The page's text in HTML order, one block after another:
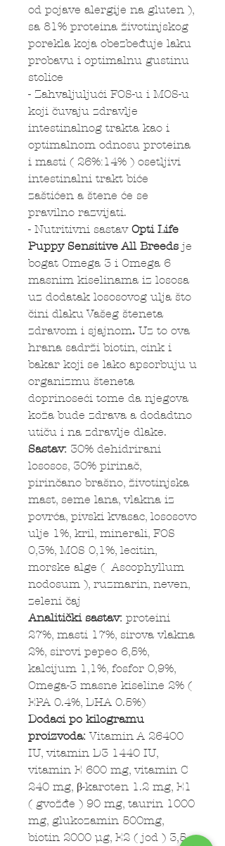
od pojave alergije na gluten ),
sa 81% proteina životinjskog
porekla koja obezbeđuje laku
probavu i optimalnu gustinu
stolice
- Zahvaljuljući FOS-u i MOS-u
koji čuvaju zdravlje
intestinalnog trakta kao i
optimalnom odnosu proteina
i masti ( 26%:14% ) osetljivi
intestinalni trakt biće
zaštićen a štene će se
pravilno razvijati.
- Nutritivni sastav Opti Life
Puppy Sensitive All Breeds je
bogat Omega 3 i Omega 6
masnim kiselinama iz lososa
uz dodatak lososovog ulja što
čini dlaku Vašeg šteneta
zdravom i sjajnom. Uz to ova
hrana sadrži biotin, cink i
bakar koji se lako apsorbuju u
organizmu šteneta
doprinoseći tome da njegova
koža bude zdrava a dodadtno
utiču i na zdravlje dlake.
Sastav: 30% dehidrirani
lososos, 30% pirinač,
pirinčano brašno, životinjska
mast, seme lana, vlakna iz
povrća, pivski kvasac, lososovo
ulje 1%, kril, minerali, FOS
0,3%, MOS 0,1%, lecitin,
morske alge ( Ascophyllum
nodosum ), ruzmarin, neven,
zeleni čaj
Analitički sastav: proteini
27%, masti 17%, sirova vlakna
2%, sirovi pepeo 6,5%,
kalcijum 1,1%, fosfor 0,9%,
Omega-3 masne kiseline 2% (
EPA 0.4%, DHA 0.5%)
Dodaci po kilogramu
proizvoda:Vitamin A 26400
IU, vitamin D3 1440 IU,
vitamin E 600 mg, vitamin C
240 mg, β-karoten 1.2 mg, E1
( gvožđe ) 90 mg, taurin 1000
mg, glukozamin 500mg,
biotin 2000 µg, E2 ( jod ) 3,5